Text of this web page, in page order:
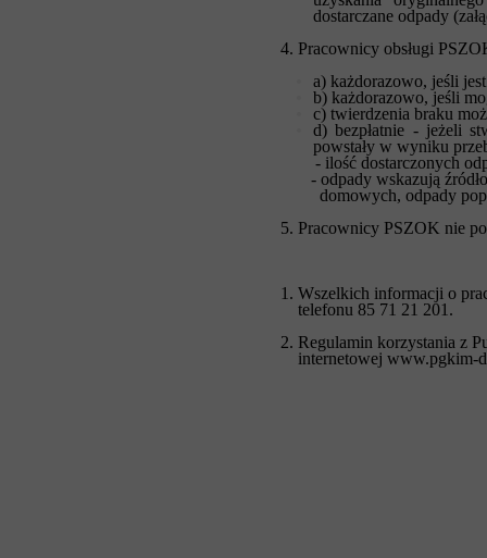
dostarczane odpady
4. Pracownicy obsługi
a) każdorazowo, jeśli
b) każdorazowo, jeśli
c) twierdzenia braku
d) bezpłatnie - jeżeli
powstały w wyniku
- ilość dostarczonych
- odpady wskazują źródło
domowych, odpady
5. Pracownicy PSZOK nie
1. Wszelkich informacji o
telefonu 85 71 21 201.
2. Regulamin korzystania z
internetowej www.pgkim-